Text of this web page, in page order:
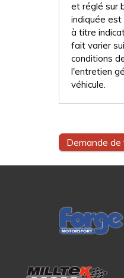
et réglé sur
indiquée
à titre
fait varier
conditions
l'entretien
véhicule.
Demande